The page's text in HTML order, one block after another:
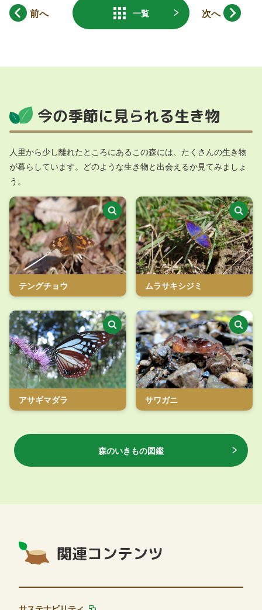
前へ 一覧 次へ
今の季節に見られる生き物
人里から少し離れたところにあるこの森には、たくさんの生き物
が暮らしています。どのような生き物と出会えるか見てみましょ
う。
テングチョウ ムラサキシジミ
アサギマダラ サワガニ
森のいきもの図鑑
関連コンテンツ